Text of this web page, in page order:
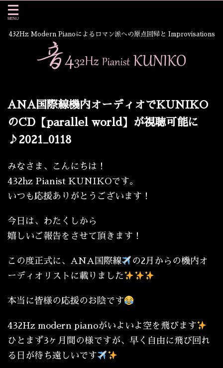
432Hz Modern Pianoによるロマン派への原点回帰と Improvisations
ANA国際線機内オーディオでKUNIKO
のCD【parallel world】が視聴可能に
♪2021_0118
みなさま、こんにちは！
432hz Pianist KUNIKOです。
いつも応援ありがとうございます！
今日は、わたくしから
嬉しいご報告をさせて頂きます！
この度正式に、ANA国際線
の2月からの機内オ
ーディオリストに載りました
本当に皆様の応援のお陰です
432Hz modern pianoがいよいよ空を飛びます
ひとまず3ヶ月間の様ですが、早く自由に飛び回れ
る日が待ち遠しいです